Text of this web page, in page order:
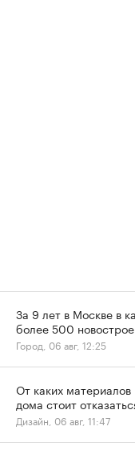
За 9 лет в Москве в
более 500
Город, 06 авг, 12:25
От каких
дома стоит
Дизайн, 06 авг, 11:47